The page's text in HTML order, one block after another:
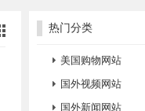
热门分类
美国购物网站
国外视频网站
国外新闻网站